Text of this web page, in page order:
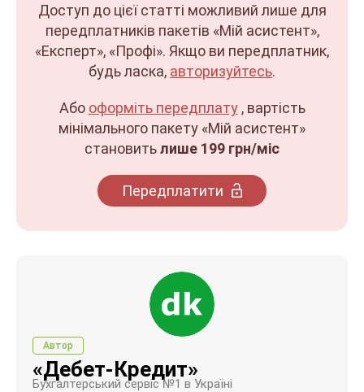
Доступ до цієї статті можливий лише для
передплатників пакетів «Мій асистент»,
«Експерт», «Профі». Якщо ви передплатник,
будь ласка, авторизуйтесь.
Або оформіть передплату, вартість
мінімального пакету «Мій асистент»
становитьлише 199 грн/міс
Передплатити
Автор
«Дебет-Кредит»
Бухгалтерський сервіс №1 в Україні